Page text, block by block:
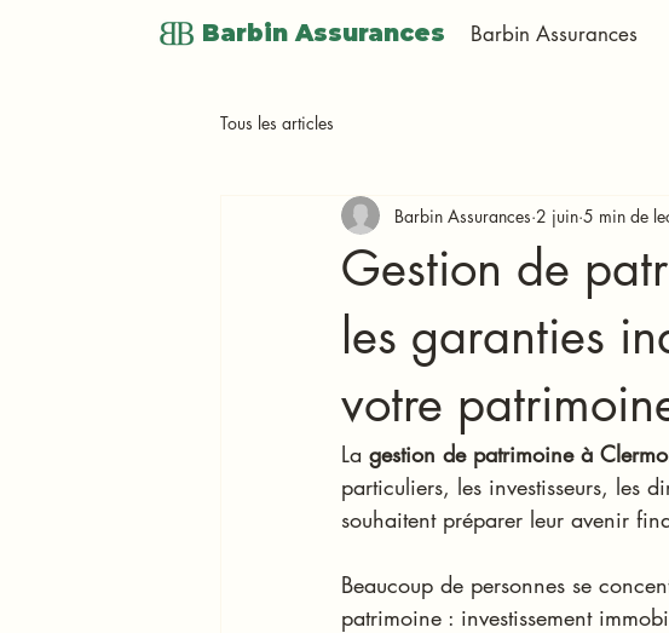
Barbin Assurances Barbin Assurances
Tous les articles
Gestion de
les garanties
votre
Barbin Assurances 2 juin 5 min de
La gestion de patrimoine à
particuliers, les investisseurs, les
souhaitent préparer leur avenir
Beaucoup de personnes se
patrimoine : investissement